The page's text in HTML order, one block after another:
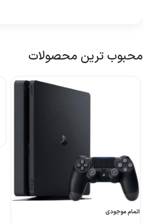
محبوب ترین محصولات
اتمام موجودی